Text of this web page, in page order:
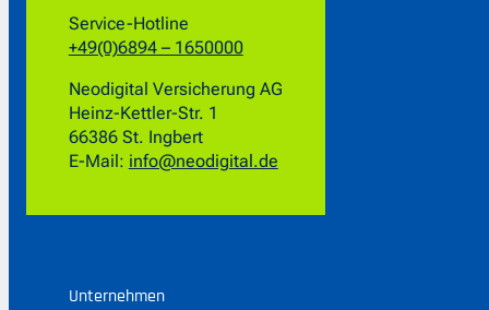
Service-Hotline
+49(0)6894 – 1650000
Neodigital Versicherung AG
Heinz-Kettler-Str. 1
66386 St. Ingbert
E-Mail: info@neodigital.de
Unternehmen